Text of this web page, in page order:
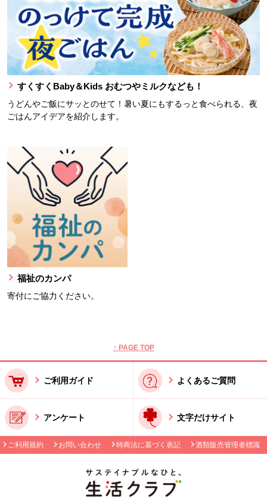
すくすくBaby＆Kids おむつやミルクなども！
うどんやご飯にサッとのせて！暑い夏にもするっと食べられる、夜
ごはんアイデアを紹介します。
福祉のカンパ
寄付にご協力ください。
↑ PAGE TOP
ご利用ガイド よくあるご質問
アンケート 文字だけサイト
ご利用規約 お問い合わせ 特商法に基づく表記 酒類販売管理者標識